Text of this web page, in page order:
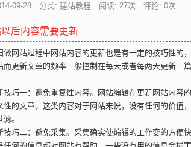
09-28 分类: 建站教程 阅读: 27次 评论: 0次
后内容需要更新
做网站过程中网站内容的更新也是有一定的技巧性的
而更新文章的频率一般控制在每天或者每两天更新一
技巧一：避免重复性内容。网站编辑在更新网站内容
性的文章。这类内容对于网站来说，没有任何的价值
。
技巧二：避免采集。采集确实使编辑的工作变的方便